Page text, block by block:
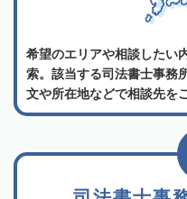
希望のエリアや相談したい
索。該当する司法書士事務
文や所在地などで相談先を